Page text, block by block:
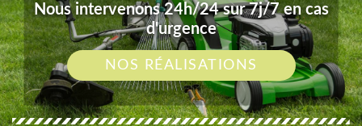
Nous intervenons 24h/24 sur 7j/7 en cas
d'urgence
NOS RÉALISATIONS